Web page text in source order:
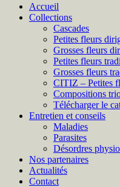
Accueil
Collections
Cascades
Petites fleurs
Grosses fleurs
Petites fleurs
Grosses fleurs
CITIZ – Petites
Compositions
Télécharger le
Entretien et conseils
Maladies
Parasites
Désordres
Nos partenaires
Actualités
Contact